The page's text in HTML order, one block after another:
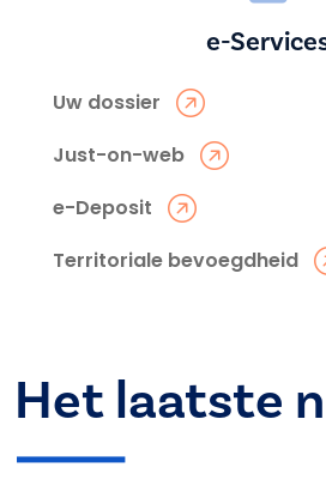
e-
Uw dossier
Just-on-web
e-Deposit
Territoriale bevoegdheid
Het laatste